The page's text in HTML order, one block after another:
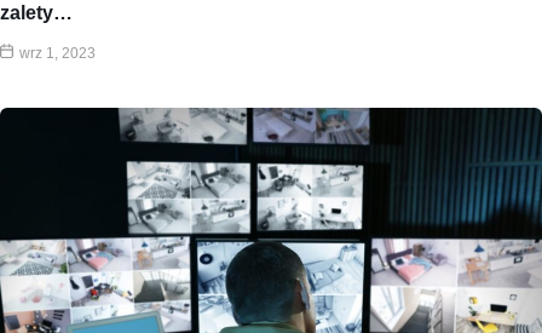
zalety…
wrz 1, 2023